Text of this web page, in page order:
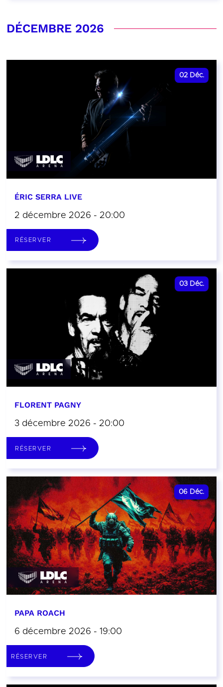
DÉCEMBRE 2026
02 Déc.
ÉRIC SERRA LIVE
2 décembre 2026 - 20:00
RÉSERVER
03 Déc.
FLORENT PAGNY
3 décembre 2026 - 20:00
RÉSERVER
06 Déc.
PAPA ROACH
6 décembre 2026 - 19:00
RÉSERVER